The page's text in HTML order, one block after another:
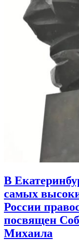
В
самых
России
посвящен
Михаила